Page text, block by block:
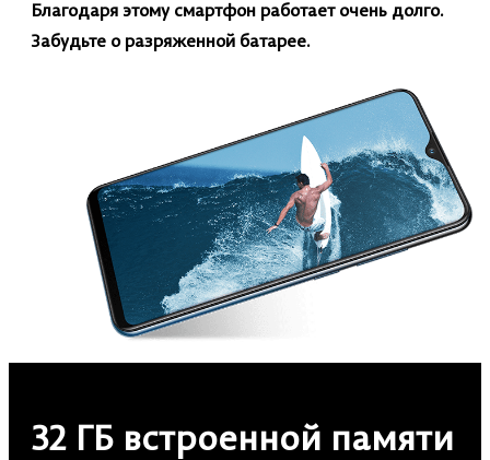
Благодаря этому смартфон работает очень долго.
Забудьте о разряженной батарее.
32 ГБ встроенной памяти